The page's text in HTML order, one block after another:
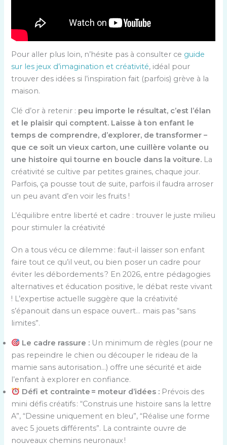
Pour aller plus loin, n’hésite pas à consulter ce guide
sur les jeux d’imagination et créativité, idéal pour
trouver des idées si l’inspiration fait (parfois) grève à la
maison.
Clé d’or à retenir : peu importe le résultat, c’est l’élan
et le plaisir qui comptent. Laisse à ton enfant le
temps de comprendre, d’explorer, de transformer –
que ce soit un vieux carton, une cuillère volante ou
une histoire qui tourne en boucle dans la voiture. La
créativité se cultive par petites graines, chaque jour.
Parfois, ça pousse tout de suite, parfois il faudra arroser
un peu avant d’en voir les fruits !
L’équilibre entre liberté et cadre : trouver le juste milieu
pour stimuler la créativité
On a tous vécu ce dilemme : faut-il laisser son enfant
faire tout ce qu’il veut, ou bien poser un cadre pour
éviter les débordements ? En 2026, entre pédagogies
alternatives et éducation positive, le débat reste vivant
! L’expertise actuelle suggère que la créativité
s’épanouit dans un espace ouvert… mais pas “sans
limites”.
Le cadre rassure : Un minimum de règles (pour ne
pas repeindre le chien ou découper le rideau de la
mamie sans autorisation…) offre une sécurité et aide
l’enfant à explorer en confiance.
Défi et contrainte = moteur d’idées : Prévois des
mini défis créatifs : “Construis une histoire sans la lettre
A”, “Dessine uniquement en bleu”, “Réalise une forme
avec 5 jouets différents”. La contrainte ouvre de
nouveaux chemins neuronaux !